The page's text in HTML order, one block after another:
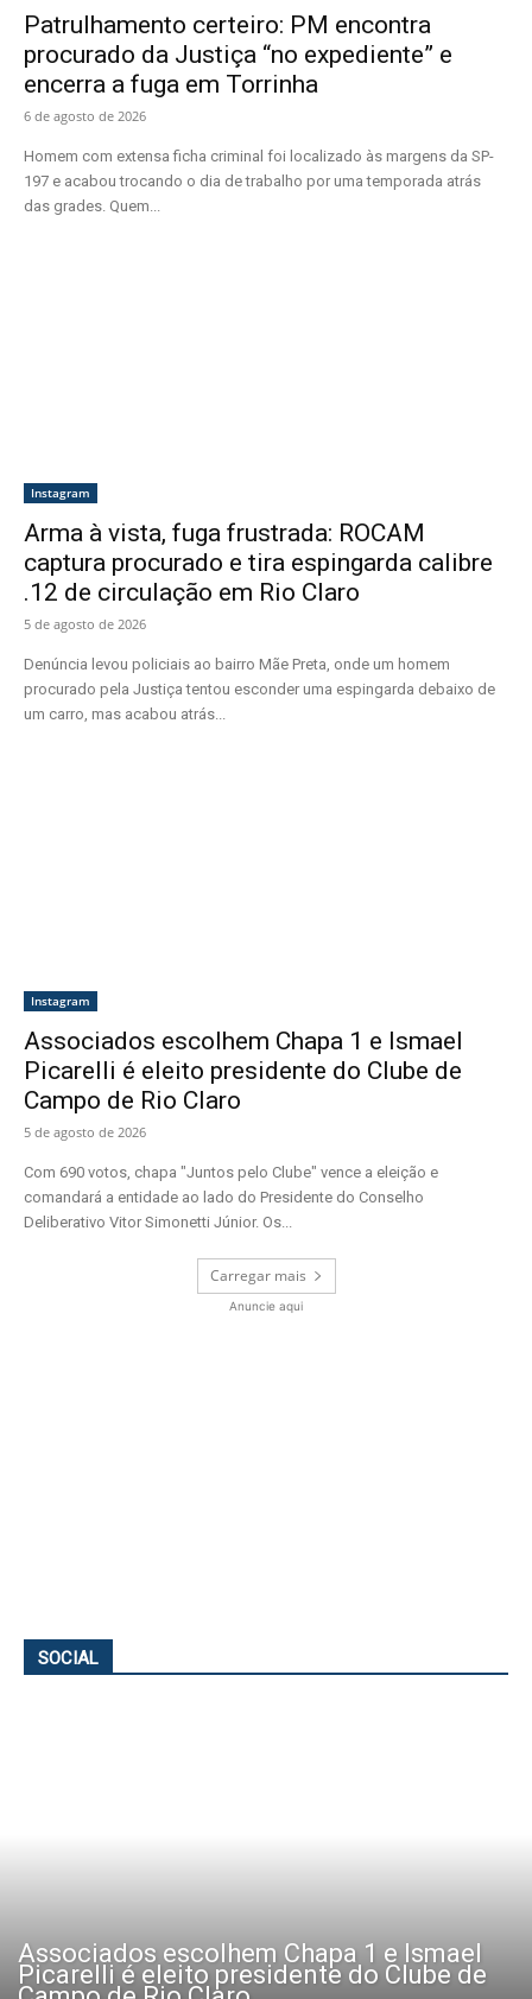
Patrulhamento certeiro: PM encontra
procurado da Justiça “no expediente” e
encerra a fuga em Torrinha
6 de agosto de 2026
Homem com extensa ficha criminal foi localizado às margens da SP-
197 e acabou trocando o dia de trabalho por uma temporada atrás
das grades. Quem...
Instagram
Arma à vista, fuga frustrada: ROCAM
captura procurado e tira espingarda calibre
.12 de circulação em Rio Claro
5 de agosto de 2026
Denúncia levou policiais ao bairro Mãe Preta, onde um homem
procurado pela Justiça tentou esconder uma espingarda debaixo de
um carro, mas acabou atrás...
Instagram
Associados escolhem Chapa 1 e Ismael
Picarelli é eleito presidente do Clube de
Campo de Rio Claro
5 de agosto de 2026
Com 690 votos, chapa "Juntos pelo Clube" vence a eleição e
comandará a entidade ao lado do Presidente do Conselho
Deliberativo Vitor Simonetti Júnior. Os...
Carregar mais
Anuncie aqui
SOCIAL
Associados escolhem Chapa 1 e Ismael
Picarelli é eleito presidente do Clube de